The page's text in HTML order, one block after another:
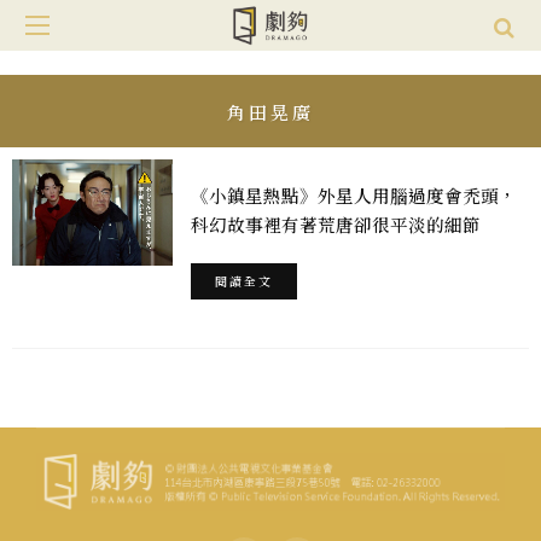
角田晃廣
《小鎮星熱點》外星人用腦過度會禿頭，
科幻故事裡有著荒唐卻很平淡的細節
閱讀全文